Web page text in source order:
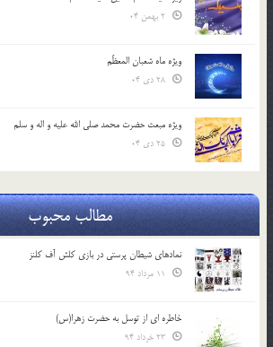
ویژه ماه شعبان المعظّم
ویژه مبعث حضرت محمد صلی الله علیه و اله و سلم
مطالب محبوب
نمادهای شیطان پرستی در بازی کلش آف کلنز
خاطره ای از توسل به حضرت زهرا(س)